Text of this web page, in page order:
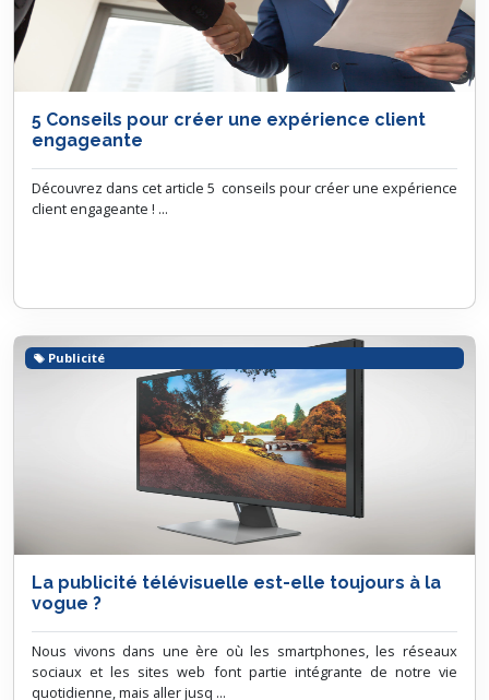
5 Conseils pour créer une expérience client
engageante
Découvrez dans cet article 5 conseils pour créer une expérience
client engageante ! ...
La publicité télévisuelle est-elle toujours à la
vogue ?
Nous vivons dans une ère où les smartphones, les réseaux
sociaux et les sites web font partie intégrante de notre vie
quotidienne, mais aller jusq ...
Publicité